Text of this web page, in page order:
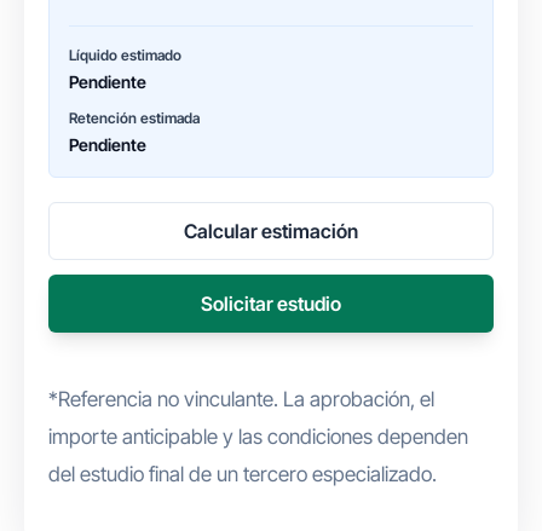
Líquido estimado
Pendiente
Retención estimada
Pendiente
Calcular estimación
Solicitar estudio
*Referencia no vinculante. La aprobación, el
importe anticipable y las condiciones dependen
del estudio final de un tercero especializado.